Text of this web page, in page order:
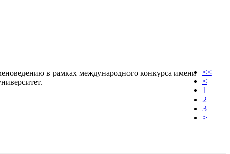
в рамках международного конкурса имени
<<
<
1
2
3
>